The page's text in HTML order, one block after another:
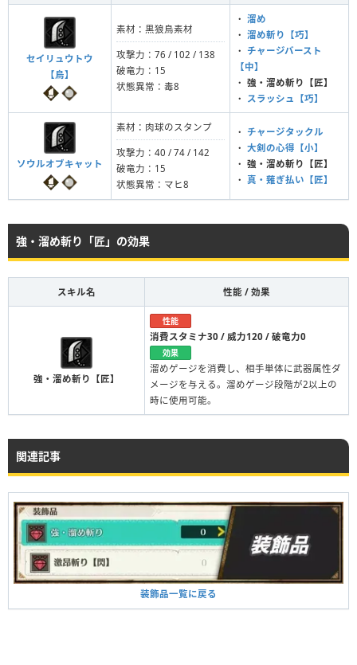
セイリュウトウ
【烏】
素材：黒狼鳥素材
攻撃力：76 / 102 / 138
破竜力：15
状態異常：毒8
・ 溜め
・ 溜め斬り【巧】
・ チャージバースト
【中】
・ 強・溜め斬り【匠】
・
スラッシュ【巧】
ソウルオブキャット
素材：肉球のスタンプ
攻撃力：40 / 74 / 142
破竜力：15
状態異常：マヒ8
・ チャージタックル
・ 大剣の心得【小】
・ 強・溜め斬り【匠】
・ 真・薙ぎ払い【匠】
強・溜め斬り「匠」の効果
スキル名 性能 / 効果
強・溜め斬り【匠】
性能
消費スタミナ30 / 威力120 / 破竜力0
効果
溜めゲージを消費し、相手単体に武器属性ダ
メージを与える。溜めゲージ段階が2以上の
時に使用可能。
関連記事
装飾品一覧に戻る